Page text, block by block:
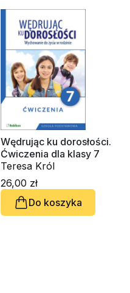
Wędrując ku dorosłości.
Ćwiczenia dla klasy 7
Teresa Król
26,00 zł
Do koszyka